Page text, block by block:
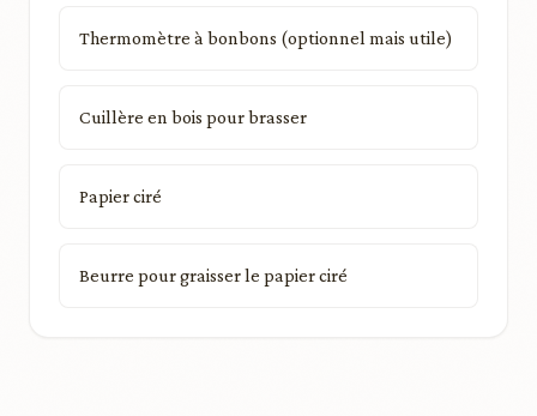
Thermomètre à bonbons (optionnel mais utile)
Cuillère en bois pour brasser
Papier ciré
Beurre pour graisser le papier ciré